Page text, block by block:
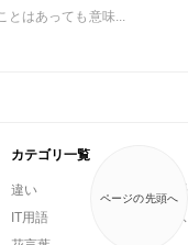
とはあっても意味...
ページの先頭へ
カテゴリ一覧
違い
一般用語
IT用語
ビジネ